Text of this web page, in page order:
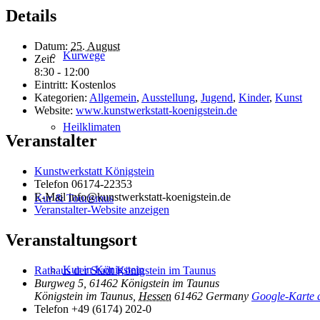
Kurwege
Heilklimaten
Kur & Tourismus
Kur in Königstein
Details
Datum: 25. August
Zeit:
8:30 - 12:00
Eintritt: Kostenlos
Kategorien: Allgemein, Ausstellung, Jugend, Kinder, Kunst
Website: www.kunstwerkstatt-koenigstein.de
Veranstalter
Kunstwerkstatt Königstein
Telefon 06174-22353
E-Mailinfo@kunstwerkstatt-koenigstein.de
Veranstalter-Website anzeigen
Veranstaltungsort
Rathaus der Stadt Königstein im Taunus
Burgweg 5, 61462 Königstein im Taunus
Königstein im Taunus Hessen 61462 Germany Google-Karte
Telefon +49 (6174) 202-0